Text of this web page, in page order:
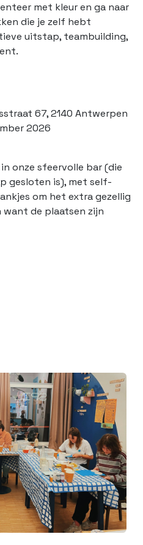
met kleur en ga naar
die je zelf hebt
uitstap, teambuilding,
67, 2140 Antwerpen
2026
onze sfeervolle bar (die
gesloten is), met self-
om het extra gezellig
want de plaatsen zijn